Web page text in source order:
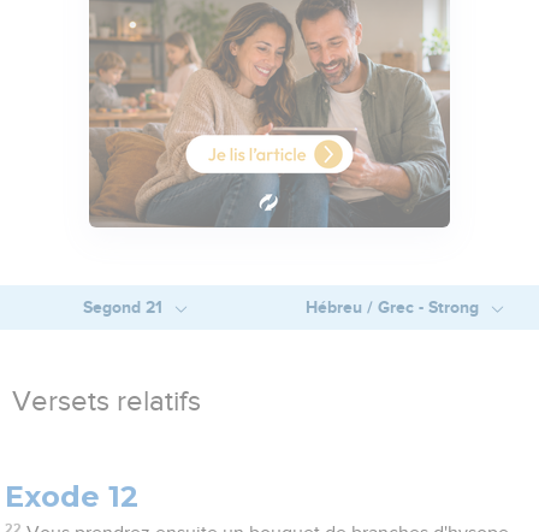
Segond 21 Hébreu / Grec - Strong
Versets relatifs
Exode 12
22